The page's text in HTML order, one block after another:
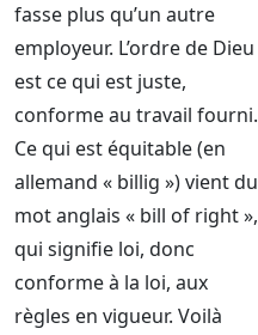
fasse plus qu’un autre
employeur. L’ordre de Dieu
est ce qui est juste,
conforme au travail fourni.
Ce qui est équitable (en
allemand « billig ») vient du
mot anglais « bill of right »,
qui signifie loi, donc
conforme à la loi, aux
règles en vigueur. Voilà